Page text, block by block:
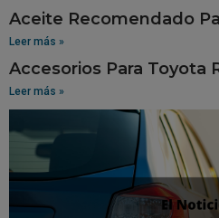
Aceite Recomendado
Leer más »
Accesorios Para Toyota
Leer más »